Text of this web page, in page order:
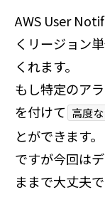
AWS User
くリージョン
くれます。
もし特定のア
を付けて 高度
とができます。
ですが今回は
ままで大丈夫で